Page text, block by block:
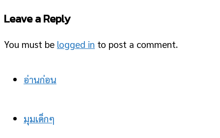
Leave a Reply
You must be logged in to post a comment.
อ่านก่อน
มุมเด็กๆ